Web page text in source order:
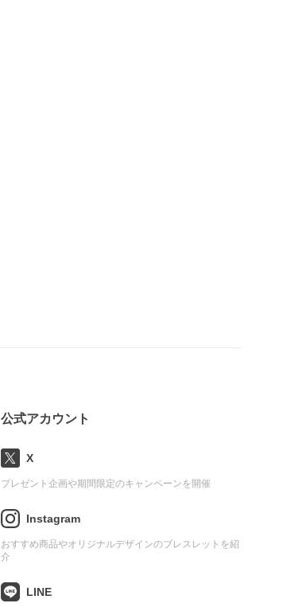
公式アカウント
X
プレゼント企画や期間限定のキャンペーンを開催
Instagram
おすすめ商品やオリジナルデザインのブレスレットを紹
介
LINE